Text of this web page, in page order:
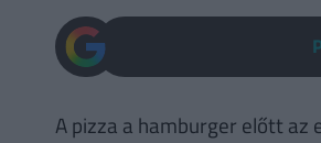
A pizza a hamburger előtt az